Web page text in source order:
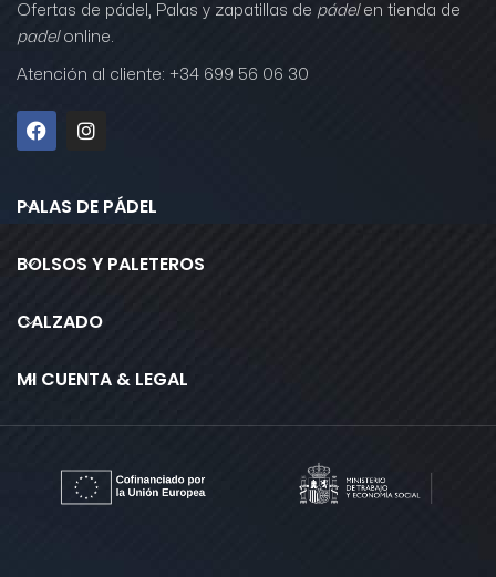
Ofertas de pádel, Palas y zapatillas de pádelen tienda de
padelonline.
Atención al cliente: +34 699 56 06 30
PALAS DE PÁDEL
BOLSOS Y PALETEROS
CALZADO
MI CUENTA & LEGAL